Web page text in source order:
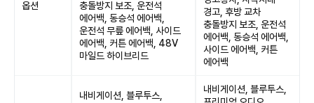
옵션
충돌방지 보조, 운전석
에어백, 동승석 에어백,
운전석 무릎 에어백, 사이드
에어백, 커튼 에어백, 48V
마일드 하이브리드
경고, 후방 교차
충돌방지 보조, 운전석
에어백, 동승석 에어백,
사이드 에어백, 커튼
에어백
내비게이션, 블루투스,
내비게이션, 블루투스,